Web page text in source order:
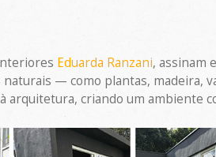
Eduarda Ranzani, assinam
— como plantas, madeira,
criando um ambiente